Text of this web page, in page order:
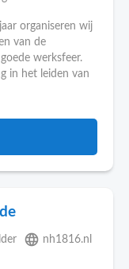
organiseren wij
van de
werksfeer.
in het leiden van
language nh1816.nl